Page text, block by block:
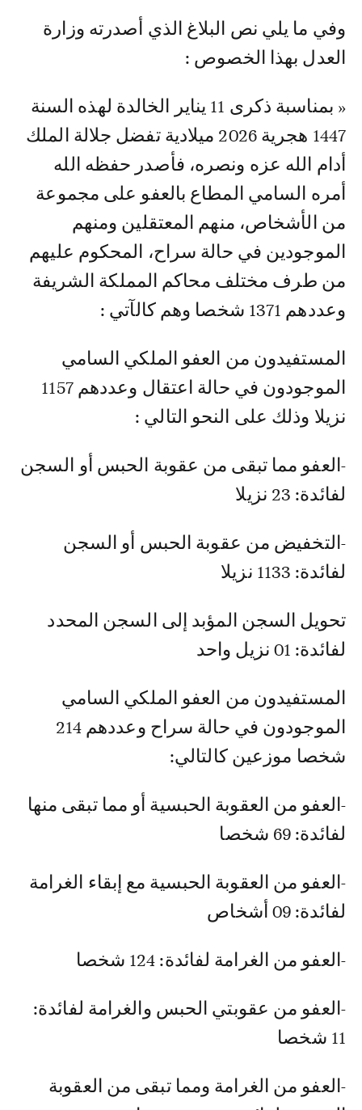
وفي ما يلي نص البلاغ الذي أصدرته وزارة
العدل بهذا الخصوص :
« بمناسبة ذكرى 11 يناير الخالدة لهذه السنة
1447 هجرية 2026 ميلادية تفضل جلالة الملك
أدام الله عزه ونصره، فأصدر حفظه الله
أمره السامي المطاع بالعفو على مجموعة
من الأشخاص، منهم المعتقلين ومنهم
الموجودين في حالة سراح، المحكوم عليهم
من طرف مختلف محاكم المملكة الشريفة
وعددهم 1371 شخصا وهم كالآتي :
المستفيدون من العفو الملكي السامي
الموجودون في حالة اعتقال وعددهم 1157
نزيلا وذلك على النحو التالي :
-العفو مما تبقى من عقوبة الحبس أو السجن
لفائدة: 23 نزيلا
-التخفيض من عقوبة الحبس أو السجن
لفائدة: 1133 نزيلا
تحويل السجن المؤبد إلى السجن المحدد
لفائدة: 01 نزيل واحد
المستفيدون من العفو الملكي السامي
الموجودون في حالة سراح وعددهم 214
شخصا موزعين كالتالي:
-العفو من العقوبة الحبسية أو مما تبقى منها
لفائدة: 69 شخصا
-العفو من العقوبة الحبسية مع إبقاء الغرامة
لفائدة: 09 أشخاص
-العفو من الغرامة لفائدة: 124 شخصا
-العفو من عقوبتي الحبس والغرامة لفائدة:
11 شخصا
-العفو من الغرامة ومما تبقى من العقوبة